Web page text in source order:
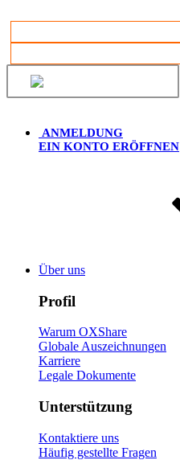
ANMELDUNG
EIN KONTO ERÖFFNEN
Über uns
Profil
Warum OXShare
Globale Auszeichnungen
Karriere
Legale Dokumente
Unterstützung
Kontaktiere uns
Häufig gestellte Fragen